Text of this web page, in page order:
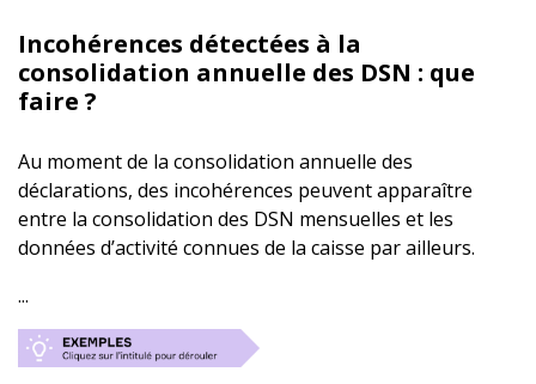
Incohérences détectées à la
consolidation annuelle des DSN : que
faire ?
Au moment de la consolidation annuelle des
déclarations, des incohérences peuvent apparaître
entre la consolidation des DSN mensuelles et les
données d’activité connues de la caisse par ailleurs.
...